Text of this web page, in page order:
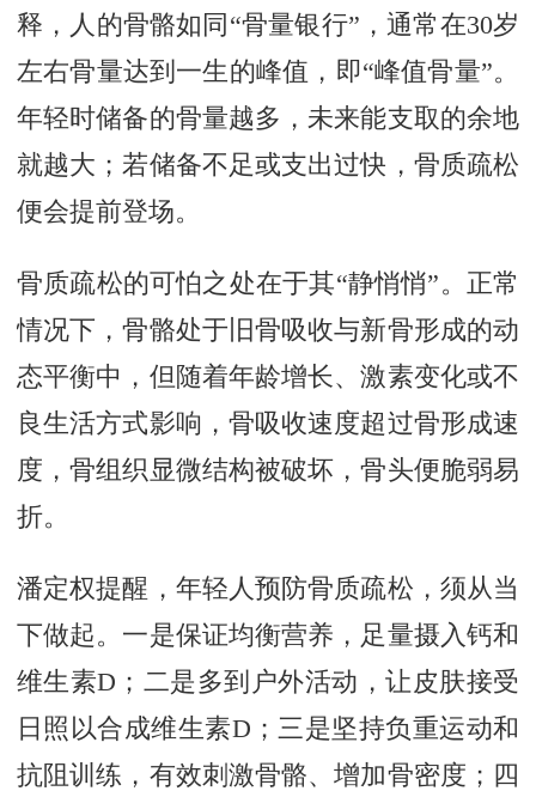
释，人的骨骼如同“骨量银行”，通常在30岁
左右骨量达到一生的峰值，即“峰值骨量”。
年轻时储备的骨量越多，未来能支取的余地
就越大；若储备不足或支出过快，骨质疏松
便会提前登场。
骨质疏松的可怕之处在于其“静悄悄”。正常
情况下，骨骼处于旧骨吸收与新骨形成的动
态平衡中，但随着年龄增长、激素变化或不
良生活方式影响，骨吸收速度超过骨形成速
度，骨组织显微结构被破坏，骨头便脆弱易
折。
潘定权提醒，年轻人预防骨质疏松，须从当
下做起。一是保证均衡营养，足量摄入钙和
维生素D；二是多到户外活动，让皮肤接受
日照以合成维生素D；三是坚持负重运动和
抗阻训练，有效刺激骨骼、增加骨密度；四